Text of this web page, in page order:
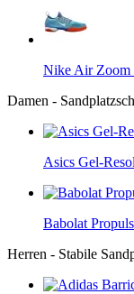
Nike Air Zoom
Damen -
Asics Gel-
Babolat
Herren - Stabile